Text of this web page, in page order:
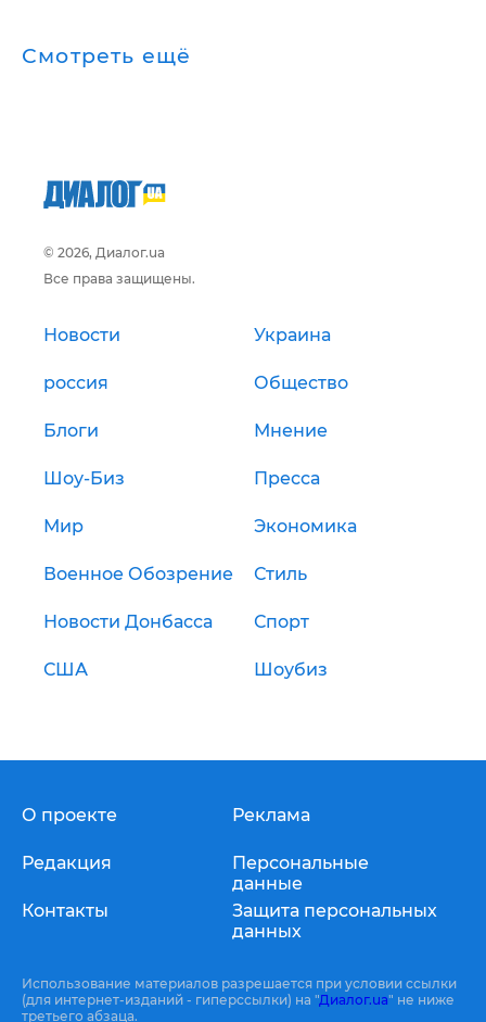
Смотреть ещё
© 2026, Диалог.ua
Все права защищены.
Новости Украина
россия Общество
Блоги Мнение
Шоу-Биз Пресса
Мир Экономика
Военное Обозрение Стиль
Новости Донбасса Спорт
США Шоубиз
О проекте
Редакция
Контакты
Реклама
Персональные
данные
Защита персональных
данных
Использование материалов разрешается при условии ссылки
(для интернет-изданий - гиперссылки) на "Диалог.ua" не ниже
третьего абзаца.